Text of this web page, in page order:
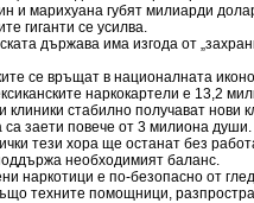
и марихуана губят милиарди
гиганти се усилва.
държава има изгода от
се връщат в националната
наркокартели е 13,2
стабилно получават нови
заети повече от 3 милиона
тези хора ще останат без
необходимият баланс.
наркотици е по-безопасно от
техните помощници,